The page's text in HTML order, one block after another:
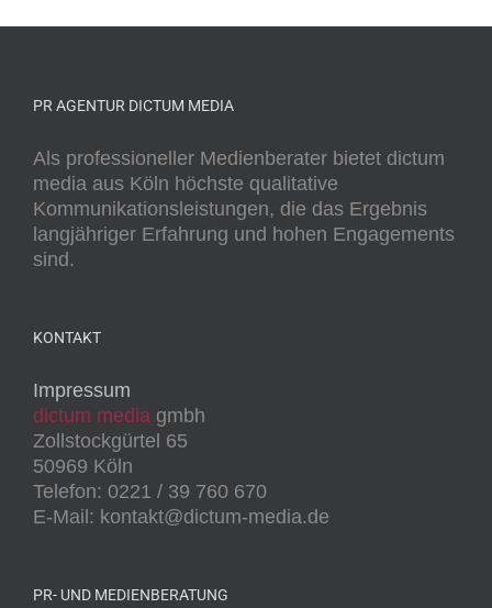
PR AGENTUR DICTUM MEDIA
Als professioneller Medienberater bietet dictum
media aus Köln höchste qualitative
Kommunikationsleistungen, die das Ergebnis
langjähriger Erfahrung und hohen Engagements
sind.
KONTAKT
Impressum
dictum media gmbh
Zollstockgürtel 65
50969 Köln
Telefon: 0221 / 39 760 670
E-Mail: kontakt@dictum-media.de
PR- UND MEDIENBERATUNG